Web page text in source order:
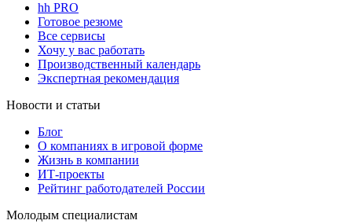
hh PRO
Готовое резюме
Все сервисы
Хочу у вас работать
Производственный календарь
Экспертная рекомендация
Новости и статьи
Блог
О компаниях в игровой форме
Жизнь в компании
ИТ-проекты
Рейтинг работодателей России
Молодым специалистам